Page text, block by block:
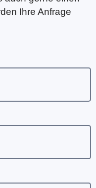
Ihre Anfrage